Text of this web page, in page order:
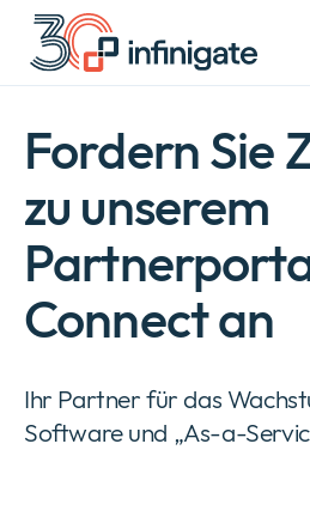
Zum
Inhalt
wechseln
Fordern Sie
zu unserem
Connect an
Ihr Partner für das
Software und „As-a-